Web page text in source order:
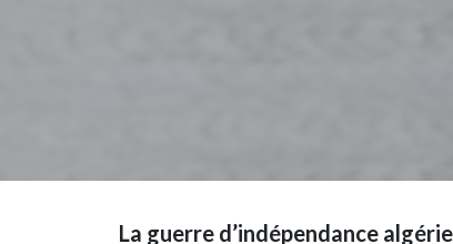
La guerre d’indépendance